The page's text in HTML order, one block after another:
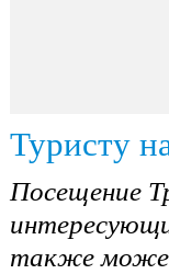
Туристу
Посещение
также